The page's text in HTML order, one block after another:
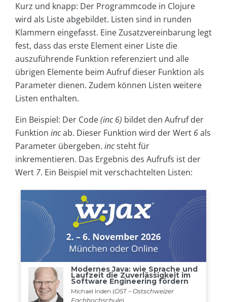
Kurz und knapp: Der Programmcode in Clojure
wird als Liste abgebildet. Listen sind in runden
Klammern eingefasst. Eine Zusatzvereinbarung legt
fest, dass das erste Element einer Liste die
auszuführende Funktion referenziert und alle
übrigen Elemente beim Aufruf dieser Funktion als
Parameter dienen. Zudem können Listen weitere
Listen enthalten.
Ein Beispiel: Der Code(inc 6) bildet den Aufruf der
Funktion incab. Dieser Funktion wird der Wert 6als
Parameter übergeben. incsteht für
inkrementieren. Das Ergebnis des Aufrufs ist der
Wert 7. Ein Beispiel mit verschachtelten Listen: